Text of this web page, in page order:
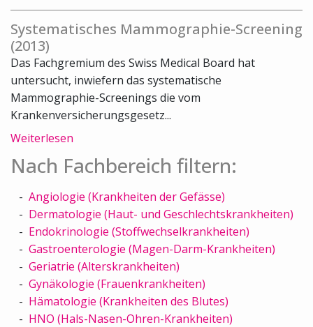
Systematisches Mammographie-Screening
(2013)
Das Fachgremium des Swiss Medical Board hat
untersucht, inwiefern das systematische
Mammographie-Screenings die vom
Krankenversicherungsgesetz...
Weiterlesen
Nach Fachbereich filtern:
Angiologie (Krankheiten der Gefässe)
Dermatologie (Haut- und Geschlechtskrankheiten)
Endokrinologie (Stoffwechselkrankheiten)
Gastroenterologie (Magen-Darm-Krankheiten)
Geriatrie (Alterskrankheiten)
Gynäkologie (Frauenkrankheiten)
Hämatologie (Krankheiten des Blutes)
HNO (Hals-Nasen-Ohren-Krankheiten)